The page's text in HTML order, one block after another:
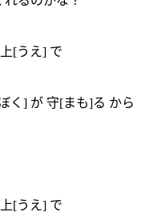
[うえ] で
く] が 守[まも]る から
[うえ] で